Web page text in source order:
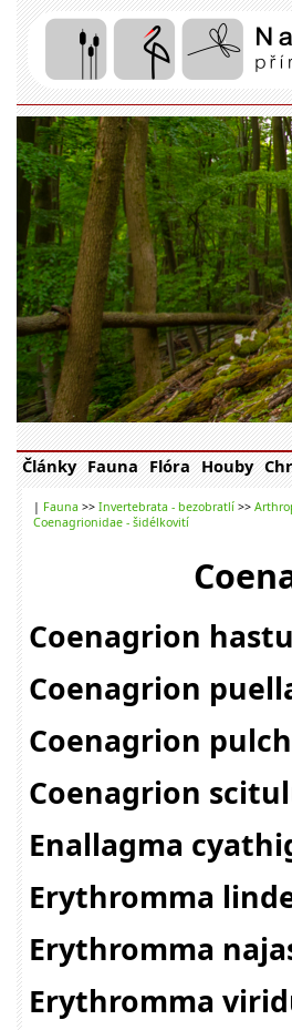
Články Fauna Flóra Houby
| Fauna >> Invertebrata - bezobratlí >>
Coenagrionidae - šidélkovití
Coenagrion
Coenagrion
Coenagrion
Coenagrion
Enallagma
Erythromma
Erythromma
Erythromma